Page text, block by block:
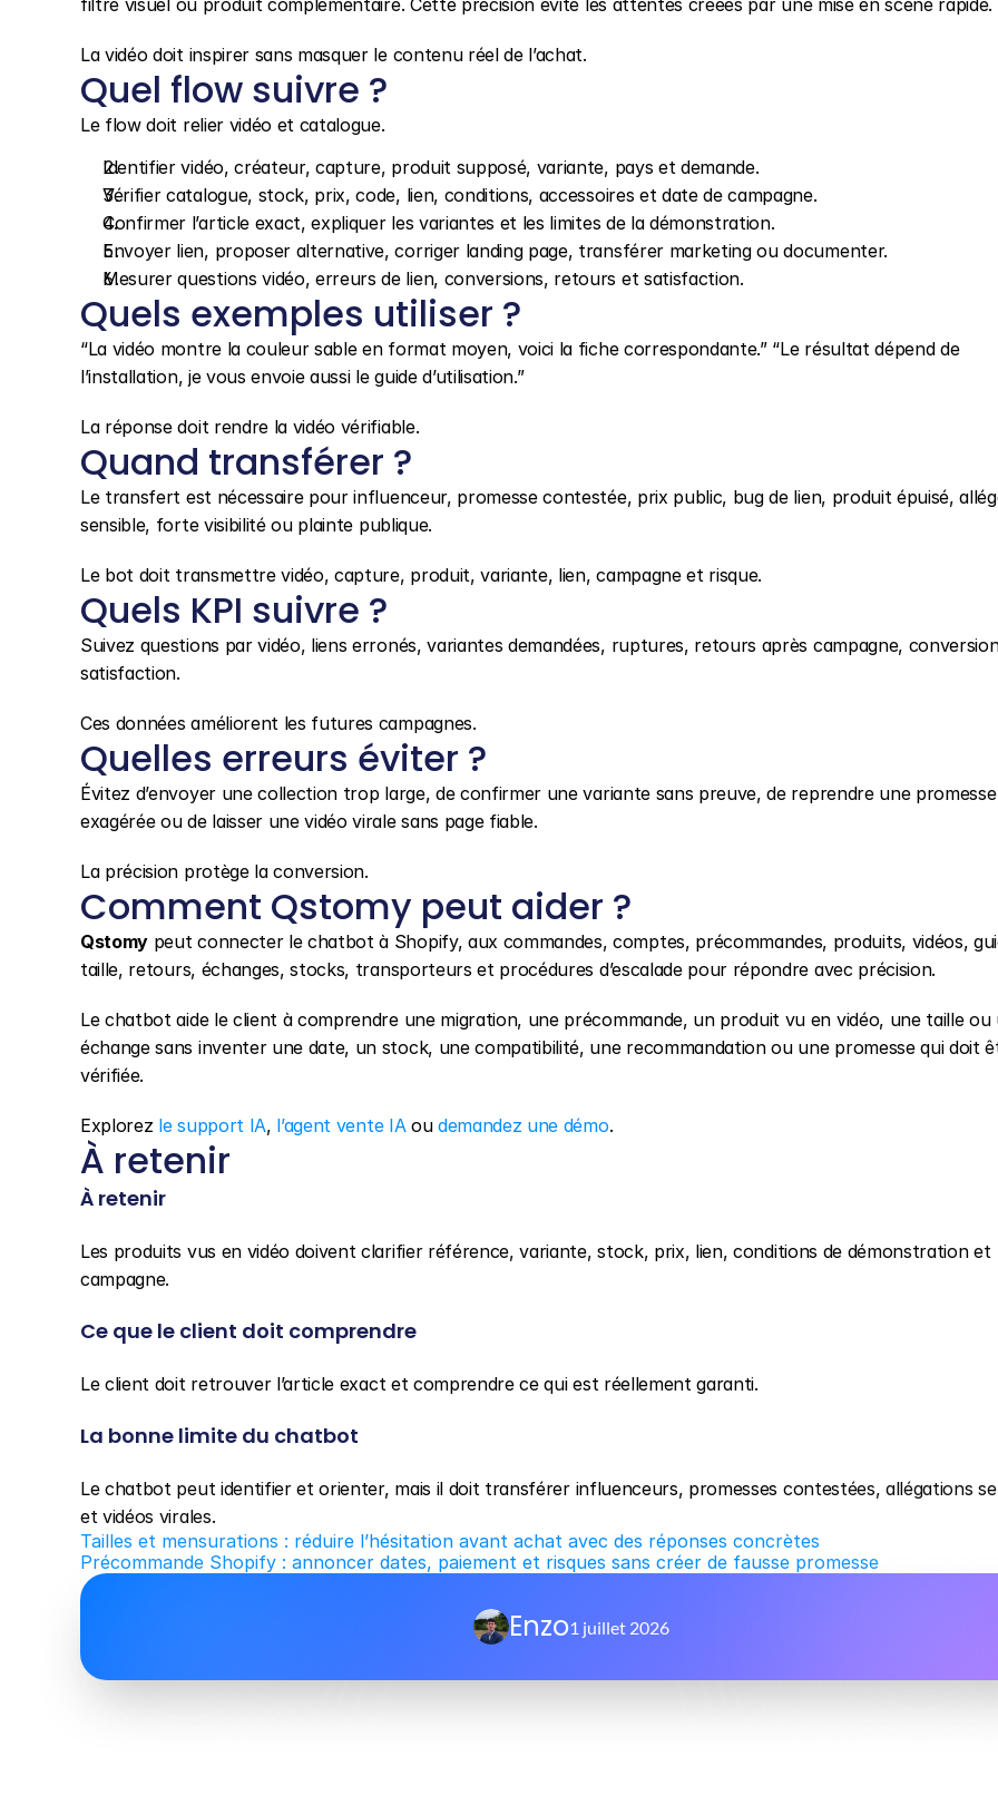
filtre visuel ou produit complémentaire. Cette précision évite les attentes créées par une mise en scène rapide.
La vidéo doit inspirer sans masquer le contenu réel de l’achat.
Quel flow suivre ?
Le flow doit relier vidéo et catalogue.
Identifier vidéo, créateur, capture, produit supposé, variante, pays et demande.
Vérifier catalogue, stock, prix, code, lien, conditions, accessoires et date de campagne.
Confirmer l’article exact, expliquer les variantes et les limites de la démonstration.
Envoyer lien, proposer alternative, corriger landing page, transférer marketing ou documenter.
Mesurer questions vidéo, erreurs de lien, conversions, retours et satisfaction.
Quels exemples utiliser ?
“La vidéo montre la couleur sable en format moyen, voici la fiche correspondante.” “Le résultat dépend de
l’installation, je vous envoie aussi le guide d’utilisation.”
La réponse doit rendre la vidéo vérifiable.
Quand transférer ?
Le transfert est nécessaire pour influenceur, promesse contestée, prix public, bug de lien, produit épuisé,
sensible, forte visibilité ou plainte publique.
Le bot doit transmettre vidéo, capture, produit, variante, lien, campagne et risque.
Quels KPI suivre ?
Suivez questions par vidéo, liens erronés, variantes demandées, ruptures, retours après campagne,
satisfaction.
Ces données améliorent les futures campagnes.
Quelles erreurs éviter ?
Évitez d’envoyer une collection trop large, de confirmer une variante sans preuve, de reprendre une promesse
exagérée ou de laisser une vidéo virale sans page fiable.
La précision protège la conversion.
Comment Qstomy peut aider ?
Qstomy peut connecter le chatbot à Shopify, aux commandes, comptes, précommandes, produits, vidéos,
taille, retours, échanges, stocks, transporteurs et procédures d’escalade pour répondre avec précision.
Le chatbot aide le client à comprendre une migration, une précommande, un produit vu en vidéo, une taille ou
échange sans inventer une date, un stock, une compatibilité, une recommandation ou une promesse qui doit
vérifiée.
Explorez le support IA, l’agent vente IA ou demandez une démo.
À retenir
À retenir
Les produits vus en vidéo doivent clarifier référence, variante, stock, prix, lien, conditions de démonstration et
campagne.
Ce que le client doit comprendre
Le client doit retrouver l’article exact et comprendre ce qui est réellement garanti.
La bonne limite du chatbot
Le chatbot peut identifier et orienter, mais il doit transférer influenceurs, promesses contestées, allégations
et vidéos virales.
Tailles et mensurations : réduire l’hésitation avant achat avec des réponses concrètes
Précommande Shopify : annoncer dates, paiement et risques sans créer de fausse promesse
Enzo1 juillet 2026